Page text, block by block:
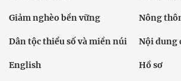
Giảm nghèo bền vững Nông
Dân tộc thiểu số và miền núi Nội dung
English Hồ sơ